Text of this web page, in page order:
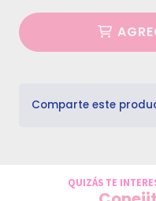
Comparte este
QUIZÁS TE